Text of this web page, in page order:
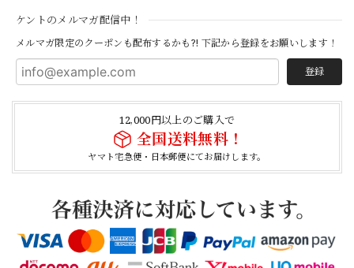
ケントのメルマガ配信中！
メルマガ限定のクーポンも配布するかも?! 下記から登録をお願いします！
登録
12,000円以上のご購入で
全国送料無料！
ヤマト宅急便・日本郵便にてお届けします。
BLACK
2026/04/21
【Cooperstown Ball Cap】Made in USA Baseball Cap "1938 HOLLYWOOD STARS" 新品 クーパーズタウンボールキャップ ハリウッドスターズ 6パネル
NAVY
2026/04/21
⑥サイズ
2026/04/17